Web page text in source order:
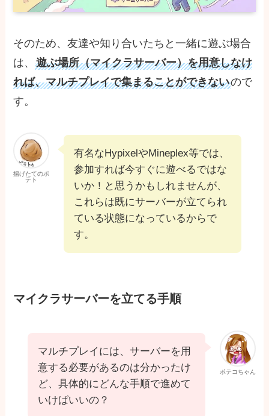
そのため、友達や知り合いたちと一緒に遊ぶ場合
は、遊ぶ場所（マイクラサーバー）を用意しなけ
れば、マルチプレイで集まることができないので
す。
揚げたてのポ
テト
有名なHypixelやMineplex等では、
参加すれば今すぐに遊べるではな
いか！と思うかもしれませんが、
これらは既にサーバーが立てられ
ている状態になっているからで
す。
マイクラサーバーを立てる手順
ポテコちゃん
マルチプレイには、サーバーを用
意する必要があるのは分かったけ
ど、具体的にどんな手順で進めて
いけばいいの？